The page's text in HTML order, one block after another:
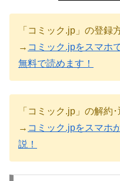
「コミック.jp」の登録
→ コミック.jpをスマホ
無料で読めます！
「コミック.jp」の解約
→ コミック.jpをスマホ
説！